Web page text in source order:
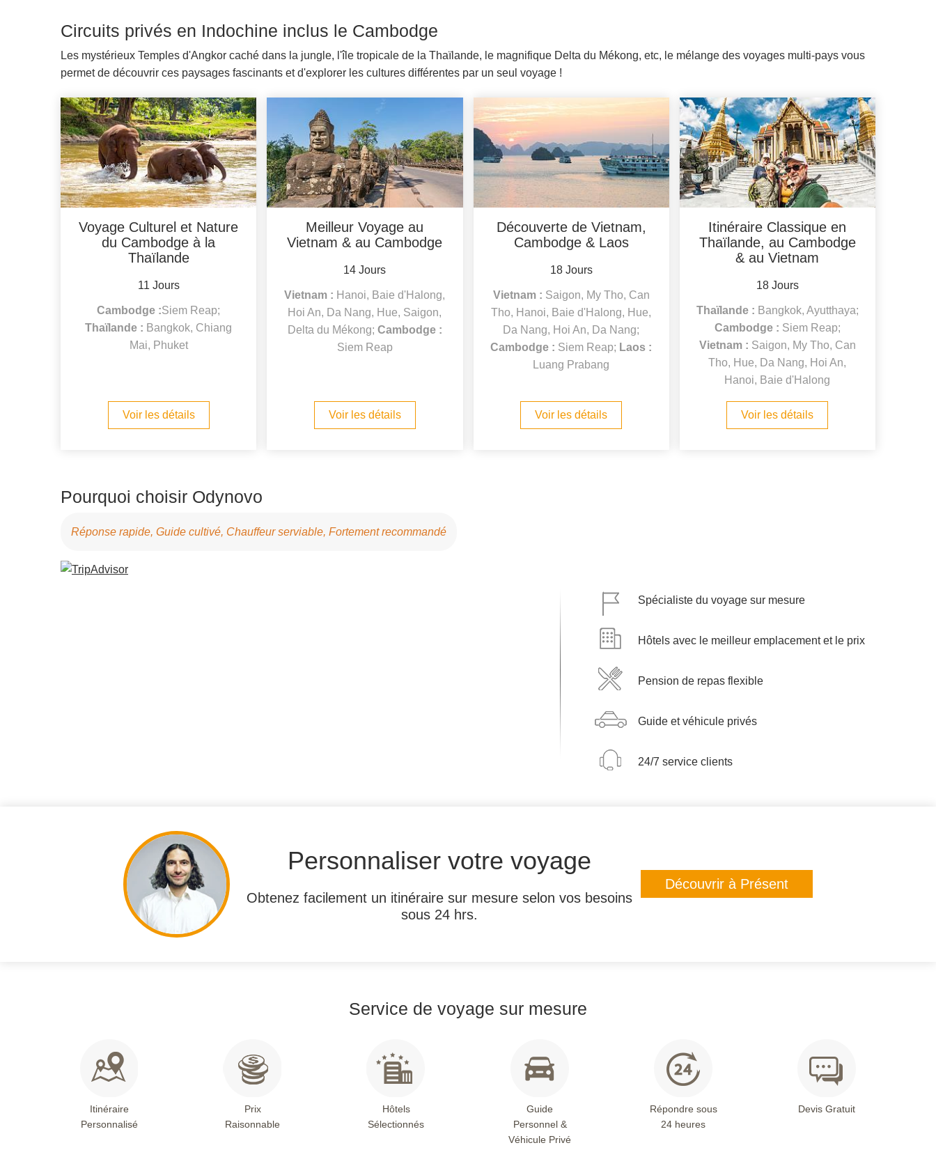
Circuits privés en Indochine inclus le Cambodge
Les mystérieux Temples d'Angkor caché dans la jungle, l'île tropicale de la Thaïlande, le magnifique Delta du Mékong, etc, le mélange des voyages multi-pays vous
permet de découvrir ces paysages fascinants et d'explorer les cultures différentes par un seul voyage !
Voyage Culturel et Nature
du Cambodge à la
Thaïlande
11 Jours
Cambodge :Siem Reap;
Thaïlande : Bangkok, Chiang
Mai, Phuket
Voir les détails
Meilleur Voyage au
Vietnam & au Cambodge
14 Jours
Vietnam : Hanoi, Baie d'Halong,
Hoi An, Da Nang, Hue, Saigon,
Delta du Mékong; Cambodge :
Siem Reap
Voir les détails
Découverte de Vietnam,
Cambodge & Laos
18 Jours
Vietnam : Saigon, My Tho, Can
Tho, Hanoi, Baie d'Halong, Hue,
Da Nang, Hoi An, Da Nang;
Cambodge : Siem Reap; Laos :
Luang Prabang
Voir les détails
Itinéraire Classique en
Thaïlande, au Cambodge
& au Vietnam
18 Jours
Thaïlande : Bangkok, Ayutthaya;
Cambodge : Siem Reap;
Vietnam : Saigon, My Tho, Can
Tho, Hue, Da Nang, Hoi An,
Hanoi, Baie d'Halong
Voir les détails
Pourquoi choisir Odynovo
Réponse rapide, Guide cultivé, Chauffeur serviable, Fortement recommandé
Spécialiste du voyage sur mesure
Hôtels avec le meilleur emplacement et le prix
Pension de repas flexible
Guide et véhicule privés
24/7 service clients
Personnaliser votre voyage
Obtenez facilement un itinéraire sur mesure selon vos besoins
sous 24 hrs.
Découvrir à Présent
Service de voyage sur mesure
Itinéraire
Personnalisé
Prix
Raisonnable
Hôtels
Sélectionnés
Guide
Personnel &
Véhicule Privé
Répondre sous
24 heures
Devis Gratuit